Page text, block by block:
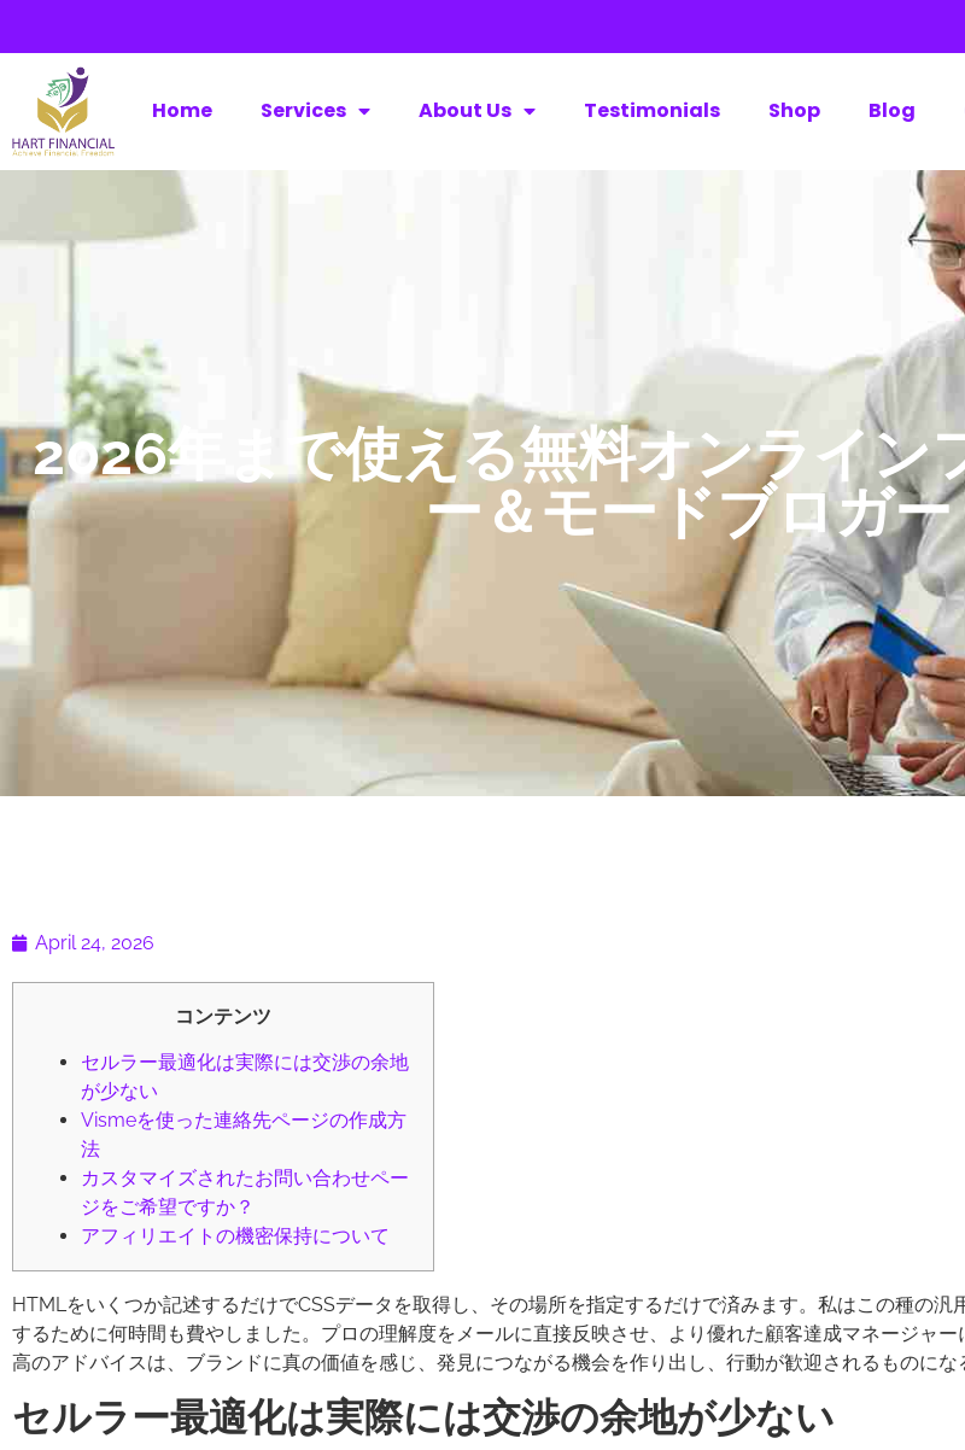
Home Services About Us Testimonials Shop Blog
2026年まで使える無料オンライン
ー＆モードブロガー
April 24, 2026
コンテンツ
セルラー最適化は実際には交渉の余地
が少ない
Vismeを使った連絡先ページの作成方
法
カスタマイズされたお問い合わせペー
ジをご希望ですか？
アフィリエイトの機密保持について
HTMLをいくつか記述するだけでCSSデータを取得し、その場所を指定するだけで済みます。私はこの種の汎
するために何時間も費やしました。プロの理解度をメールに直接反映させ、より優れた顧客達成マネージャ
高のアドバイスは、ブランドに真の価値を感じ、発見につながる機会を作り出し、行動が歓迎されるものにな
セルラー最適化は実際には交渉の余地が少ない